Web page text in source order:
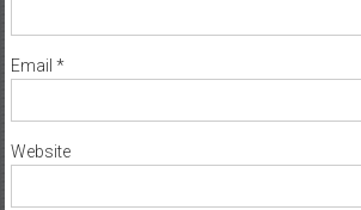
Email *
Website